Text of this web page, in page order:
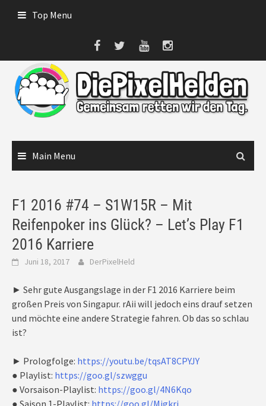
Top Menu
Main Menu
F1 2016 #74 – S1W15R – Mit
Reifenpoker ins Glück? – Let’s Play F1
2016 Karriere
Juni 18, 2017 DerPixelHeld
► Sehr gute Ausgangslage in der F1 2016 Karriere beim
großen Preis von Singapur. rAii will jedoch eins drauf setzen
und möchte eine andere Strategie fahren. Ob das so schlau
ist?
► Prologfolge: https://youtu.be/tqsAT8CPYJY
● Playlist: https://goo.gl/szwggu
● Vorsaison-Playlist: https://goo.gl/4N6Kqo
● Saison 1-Playlist: https://goo.gl/Migkri